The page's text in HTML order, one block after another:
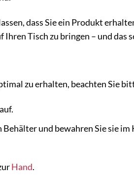
dass Sie ein Produkt
Ihren Tisch zu bringen – und das
zu erhalten, beachten Sie
und bewahren Sie sie im
Hand.